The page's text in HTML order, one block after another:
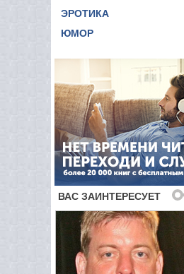
ЭРОТИКА
ЮМОР